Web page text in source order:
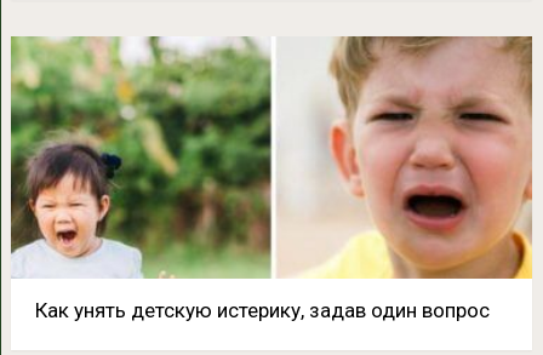
Как унять детскую истерику, задав один вопрос